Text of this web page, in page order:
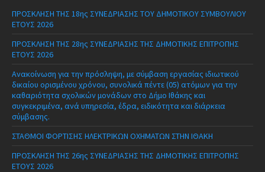
ΠΡΟΣΚΛΗΣΗ ΤΗΣ 18ης ΣΥΝΕΔΡΙΑΣΗΣ ΤΟΥ ΔΗΜΟΤΙΚΟΥ ΣΥΜΒΟΥΛΙΟΥ
ΕΤΟΥΣ 2026
ΠΡΟΣΚΛΗΣΗ ΤΗΣ 28ης ΣΥΝΕΔΡΙΑΣΗΣ ΤΗΣ ΔΗΜΟΤΙΚΗΣ ΕΠΙΤΡΟΠΗΣ
ΕΤΟΥΣ 2026
Ανακοίνωση για την πρόσληψη, με σύμβαση εργασίας ιδιωτικού
δικαίου ορισμένου χρόνου, συνολικά πέντε (05) ατόμων για την
καθαριότητα σχολικών μονάδων στο Δήμο Ιθάκης και
συγκεκριμένα, ανά υπηρεσία, έδρα, ειδικότητα και διάρκεια
σύμβασης.
ΣΤΑΘΜΟΙ ΦΟΡΤΙΣΗΣ ΗΛΕΚΤΡΙΚΩΝ ΟΧΗΜΑΤΩΝ ΣΤΗΝ ΙΘΑΚΗ
ΠΡΟΣΚΛΗΣΗ ΤΗΣ 26ης ΣΥΝΕΔΡΙΑΣΗΣ ΤΗΣ ΔΗΜΟΤΙΚΗΣ ΕΠΙΤΡΟΠΗΣ
ΕΤΟΥΣ 2026